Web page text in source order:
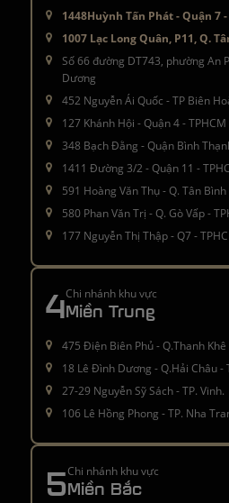
1448Huỳnh Tấn Phát - Quận 7 -
1007 Lạc Long Quân, P11, Q.
Số 66 đường DT743, phường An
Dương
452 Nguyễn Ái Quốc - TP Biên
127 Khánh Hội - Quận 4 - TPHCM
348 Bạch Đằng - Quận Bình
1411 Đường 3/2 - Quận 11 -
591 Hoàng Văn Thụ - Q. Tân Bình
580 Phan Văn Trị - Q. Gò Vấp -
177 Nguyễn Thị Thập - Q7 -
4Chi nhánh khu vực
Miền Trung
475 Điện Biên Phủ - Q.Thanh
18 Lê Đình Dương - Q.Hải Châu -
27-29 Nguyễn Sỹ Sách - TP. Vinh.
106 Lê Hồng Phong - TP. Nha
5Chi nhánh khu vực
Miền Bắc